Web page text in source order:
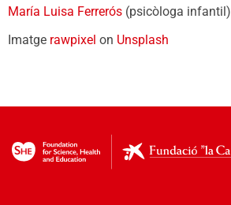
María Luisa Ferrerós (psicòloga infantil)
Imatge rawpixel on Unsplash